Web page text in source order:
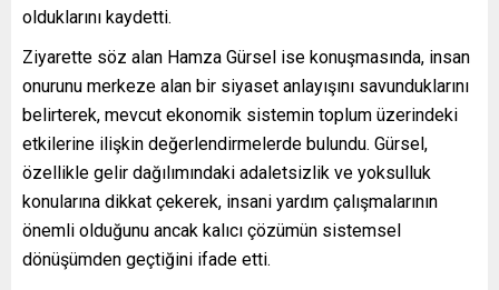
olduklarını kaydetti.
Ziyarette söz alan Hamza Gürsel ise konuşmasında, insan
onurunu merkeze alan bir siyaset anlayışını savunduklarını
belirterek, mevcut ekonomik sistemin toplum üzerindeki
etkilerine ilişkin değerlendirmelerde bulundu. Gürsel,
özellikle gelir dağılımındaki adaletsizlik ve yoksulluk
konularına dikkat çekerek, insani yardım çalışmalarının
önemli olduğunu ancak kalıcı çözümün sistemsel
dönüşümden geçtiğini ifade etti.